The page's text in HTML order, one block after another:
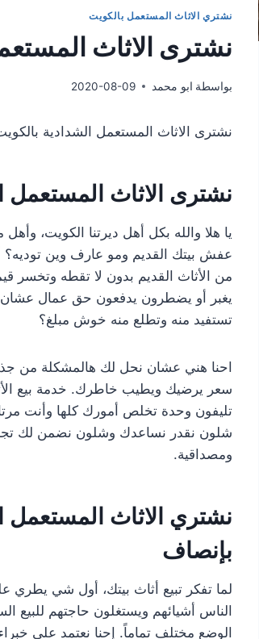
نشتري الاثاث المستعمل بالكويت
نشترى الاثاث
بواسطة ابو محمد 2020-08-09
نشترى الاثاث المستعمل الشدادية
نشترى الاثاث المستعمل
يا هلا والله بكل أهل ديرتنا الكويت،
عفش بيتك القديم ومو عارف وين توديه؟
من الأثاث القديم بدون لا تقطه وتخسر
يغبر أو يضطرون يدفعون حق عمال عشان
تستفيد منه وتطلع منه خوش مبلغ؟
احنا هني عشان نحل لك هالمشكلة من
سعر يرضيك ويطيب خاطرك. خدمة بيع
تليفون وحدة تخلص أمورك كلها وأنت
شلون نقدر نساعدك وشلون نضمن لك
ومصداقية.
نشتري الاثاث المستعمل
بإنصاف
لما تفكر تبيع أثاث بيتك، أول شي
الناس أشيائهم ويستغلون حاجتهم للبيع
الوضع مختلف تماماً. إحنا نعتمد على